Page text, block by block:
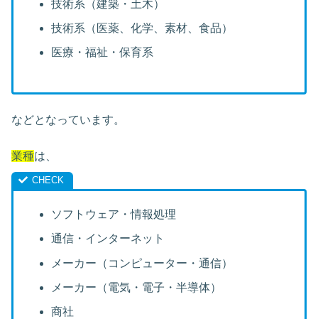
技術系（建築・土木）
技術系（医薬、化学、素材、食品）
医療・福祉・保育系
などとなっています。
業種は、
ソフトウェア・情報処理
通信・インターネット
メーカー（コンピューター・通信）
メーカー（電気・電子・半導体）
商社